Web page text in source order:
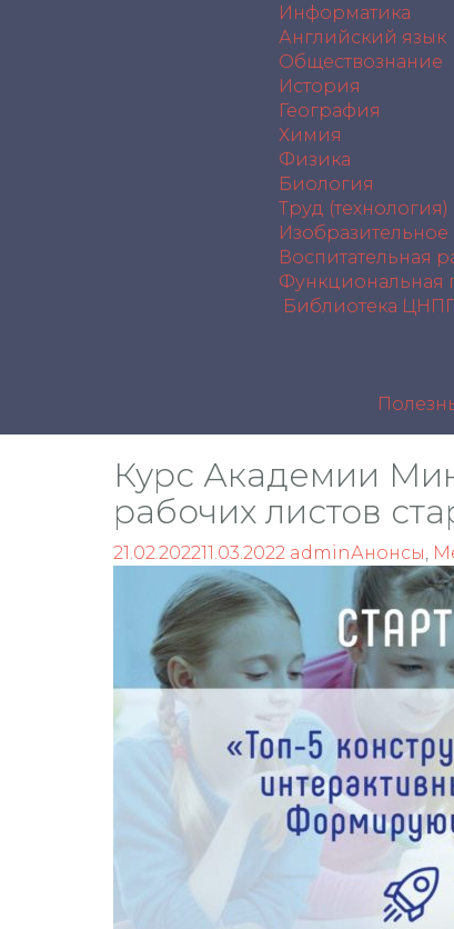
Информатика
Английский язык
Обществознание
История
География
Химия
Физика
Биология
Труд (технология)
Изобразительное
Воспитательная
Функциональная
Библиотека
Курс Академии
рабочих листов
21.02.202211.03.2022 adminАнонсы,